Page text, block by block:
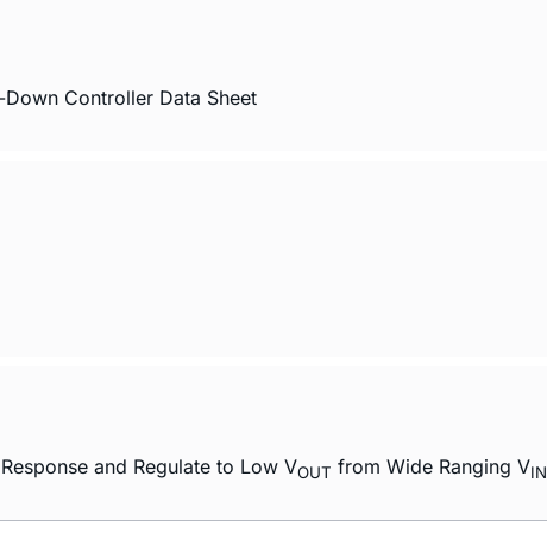
Down Controller Data Sheet
and Regulate to Low VOUT from Wide Ranging VIN